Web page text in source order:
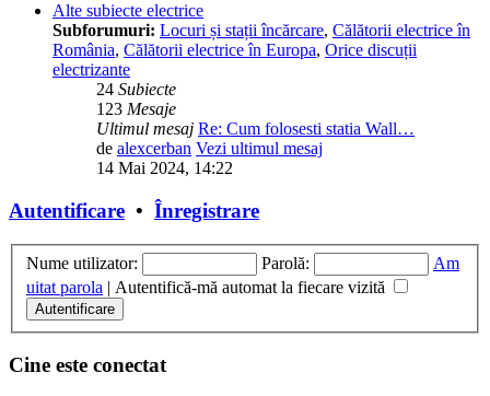
Alte subiecte electrice
Subforumuri: Locuri și stații încărcare, Călătorii electrice în
România, Călătorii electrice în Europa, Orice discuții
electrizante
24 Subiecte
123 Mesaje
Ultimul mesaj Re: Cum folosesti statia Wall…
de alexcerban Vezi ultimul mesaj
14 Mai 2024, 14:22
Autentificare • Înregistrare
Nume utilizator: Parolă:
Am
uitat parola | Autentifică-mă automat la fiecare vizită
Cine este conectat